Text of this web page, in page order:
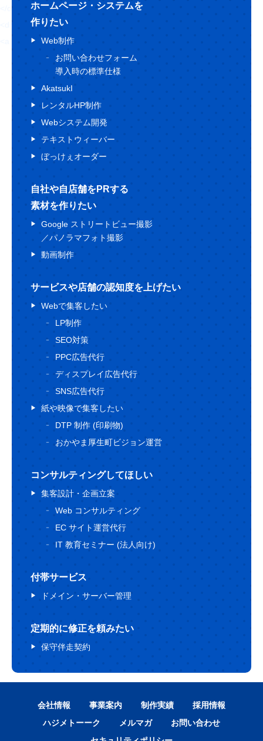
ホームページ・システムを
作りたい
Web制作
お問い合わせフォーム
導入時の標準仕様
AkatsukI
レンタルHP制作
Webシステム開発
テキストウィーバー
ぼっけぇオーダー
自社や自店舗をPRする
素材を作りたい
Google ストリートビュー撮影
／パノラマフォト撮影
動画制作
サービスや店舗の認知度を上げたい
Webで集客したい
LP制作
SEO対策
PPC広告代行
ディスプレイ広告代行
SNS広告代行
紙や映像で集客したい
DTP 制作 (印刷物)
おかやま厚生町ビジョン運営
コンサルティングしてほしい
集客設計・企画立案
Web コンサルティング
EC サイト運営代行
IT 教育セミナー (法人向け)
付帯サービス
ドメイン・サーバー管理
定期的に修正を頼みたい
保守伴走契約
会社情報 事業案内 制作実績
採用情報
ハジメトーーク
メルマガ
お問い合わせ
<div class="topBlog-btn topBlog-btn--white">
<a href="">